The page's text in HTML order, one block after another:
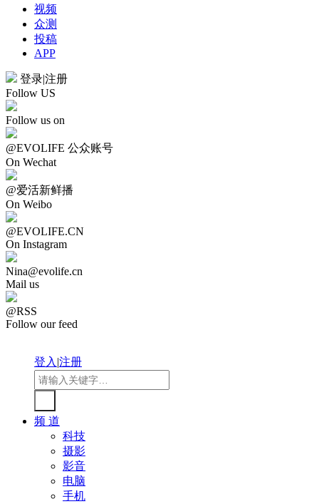
视频
众测
投稿
APP
登录|注册
Follow US
Follow us on
@EVOLIFE 公众账号
On Wechat
@爱活新鲜播
On Weibo
@EVOLIFE.CN
On Instagram
Nina@evolife.cn
Mail us
@RSS
Follow our feed
登入|注册
频 道
科技
摄影
影音
电脑
手机